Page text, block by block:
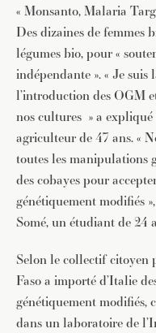
« Monsanto, Malaria
Des dizaines de femmes
légumes bio, pour «
indépendante ». « Je
l’introduction des OGM
nos cultures » a expliqué
agriculteur de 47 ans. «
toutes les manipulations
des cobayes pour
génétiquement modifiés
Somé, un étudiant de 24
Selon le collectif citoyen
Faso a importé d’Italie
génétiquement modifiés,
dans un laboratoire de